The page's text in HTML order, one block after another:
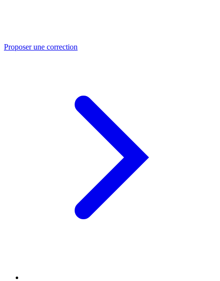
Proposer une correction